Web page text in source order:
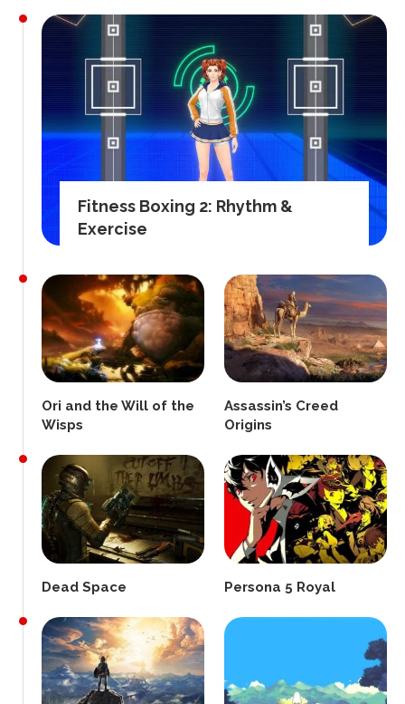
Fitness Boxing 2: Rhythm &
Exercise
Ori and the Will of the
Wisps
Assassin’s Creed
Origins
Dead Space Persona 5 Royal